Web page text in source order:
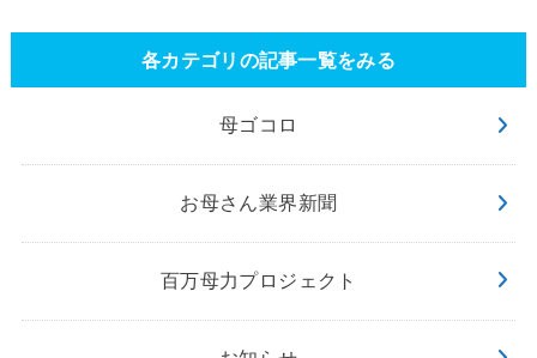
各カテゴリの記事一覧をみる
母ゴコロ
お母さん業界新聞
百万母力プロジェクト